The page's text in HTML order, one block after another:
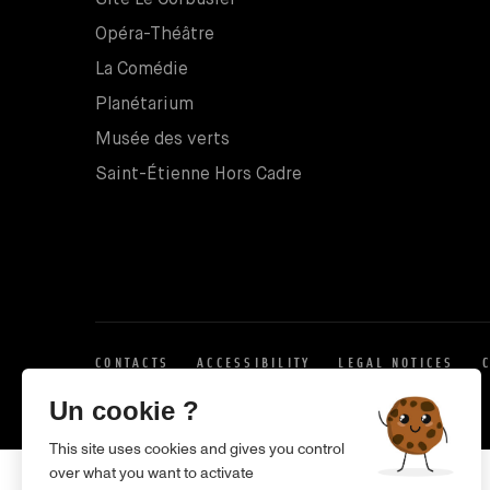
Opéra-Théâtre
La Comédie
Planétarium
Musée des verts
Saint-Étienne Hors Cadre
CONTACTS ACCESSIBILITY LEGAL NOTICES
Un cookie ?
This site uses cookies and gives you control
over what you want to activate